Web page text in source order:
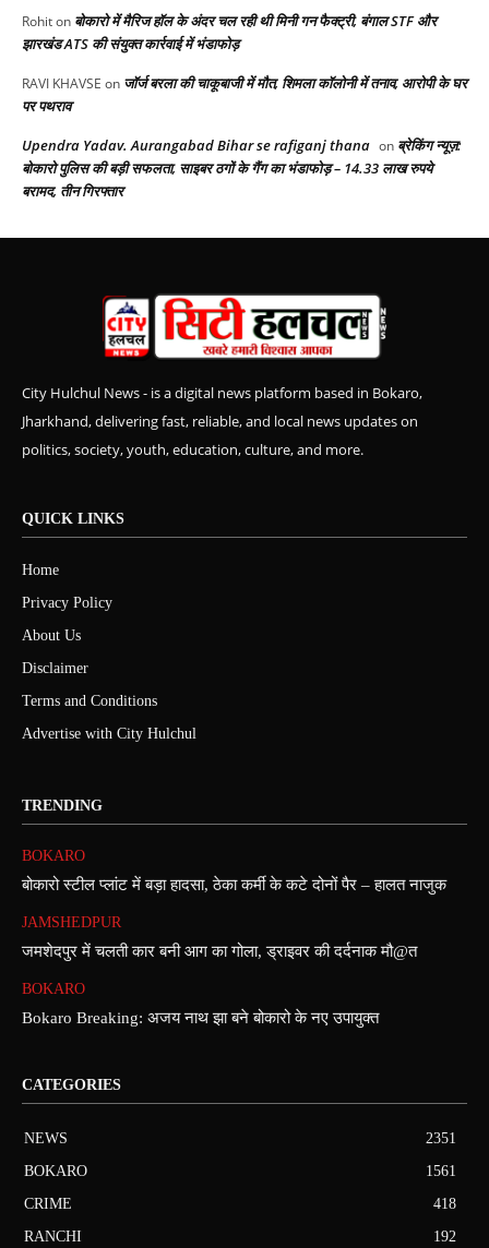
Rohiton बोकारो में मैरिज हॉल के अंदर चल रही थी मिनी गन फैक्ट्री, बंगाल STF और
झारखंड ATS की संयुक्त कार्रवाई में भंडाफोड़
RAVI KHAVSE on जॉर्ज बरला की चाकूबाजी में मौत, शिमला कॉलोनी में तनाव, आरोपी के घर
पर पथराव
Upendra Yadav. Aurangabad Bihar se rafiganj thana on ब्रेकिंग न्यूज़:
बोकारो पुलिस की बड़ी सफलता, साइबर ठगों के गैंग का भंडाफोड़ – 14.33 लाख रुपये
बरामद, तीन गिरफ्तार
City Hulchul News - is a digital news platform based in Bokaro,
Jharkhand, delivering fast, reliable, and local news updates on
politics, society, youth, education, culture, and more.
QUICK LINKS
Home
Privacy Policy
About Us
Disclaimer
Terms and Conditions
Advertise with City Hulchul
TRENDING
BOKARO
बोकारो स्टील प्लांट में बड़ा हादसा, ठेका कर्मी के कटे दोनों पैर – हालत नाजुक
JAMSHEDPUR
जमशेदपुर में चलती कार बनी आग का गोला, ड्राइवर की दर्दनाक मौ@त
BOKARO
Bokaro Breaking: अजय नाथ झा बने बोकारो के नए उपायुक्त
CATEGORIES
NEWS
2351
BOKARO
1561
CRIME
418
RANCHI
192